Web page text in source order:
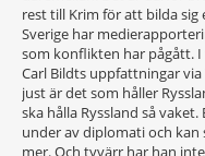
rest till Krim för att bilda
Sverige har
som konflikten har pågått.
Carl Bildts uppfattningar
just är det som håller
ska hålla Ryssland så
under av diplomati och